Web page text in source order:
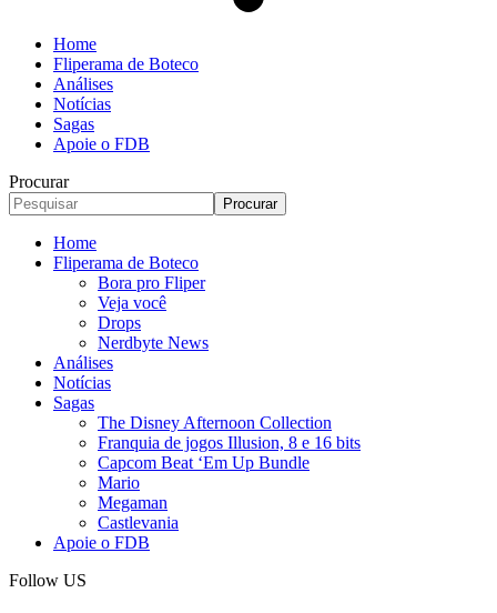
Home
Fliperama de Boteco
Análises
Notícias
Sagas
Apoie o FDB
Procurar
Home
Fliperama de Boteco
Bora pro Fliper
Veja você
Drops
Nerdbyte News
Análises
Notícias
Sagas
The Disney Afternoon Collection
Franquia de jogos Illusion, 8 e 16 bits
Capcom Beat ‘Em Up Bundle
Mario
Megaman
Castlevania
Apoie o FDB
Follow US